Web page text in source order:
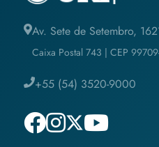
Av. Sete de Setembro,
Caixa Postal 743 | CEP
+55 (54) 3520-9000